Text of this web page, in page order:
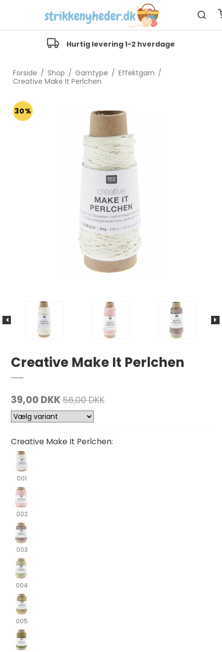
Hurtig levering 1-2 hverdage
Forside / Shop / Garntype / Effektgarn /
Creative Make It Perlchen
30%
Creative Make It Perlchen
39,00 DKK56,00 DKK
Creative Make It Perlchen:
001
002
003
004
005